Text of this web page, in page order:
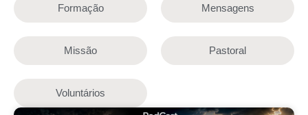
Formação Mensagens
Missão Pastoral
Voluntários